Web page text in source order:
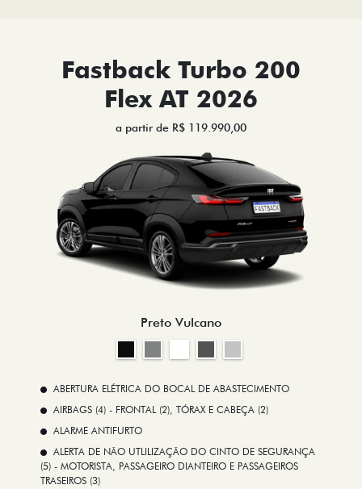
Fastback Turbo 200
Flex AT 2026
a partir de R$ 119.990,00
Preto Vulcano
ABERTURA ELÉTRICA DO BOCAL DE ABASTECIMENTO
AIRBAGS (4) - FRONTAL (2), TÓRAX E CABEÇA (2)
ALARME ANTIFURTO
ALERTA DE NÃO UTLILIZAÇÃO DO CINTO DE SEGURANÇA
(5) - MOTORISTA, PASSAGEIRO DIANTEIRO E PASSAGEIROS
TRASEIROS (3)